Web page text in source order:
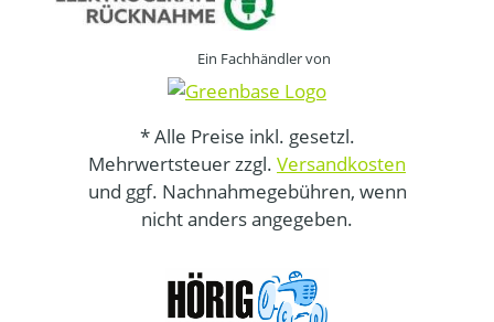
Ein Fachhändler von
* Alle Preise inkl. gesetzl.
Mehrwertsteuer zzgl. Versandkosten
und ggf. Nachnahmegebühren, wenn
nicht anders angegeben.